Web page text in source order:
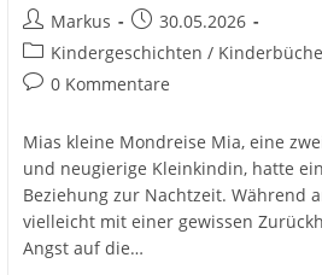
Beitrags-
Autor:
Markus
Beitrag
veröffentlicht:
30.05.2026
Beitrags-
Kategorie:
Kindergeschichten /
Beitrags-
0 Kommentare
Mias kleine Mondreise Mia, eine
und neugierige Kleinkindin, hatte
Beziehung zur Nachtzeit. Während
vielleicht mit einer gewissen
Angst auf die…